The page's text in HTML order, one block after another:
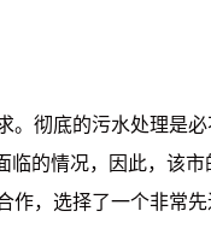
。彻底的污水处理是
的情况，因此，该市
作，选择了一个非常